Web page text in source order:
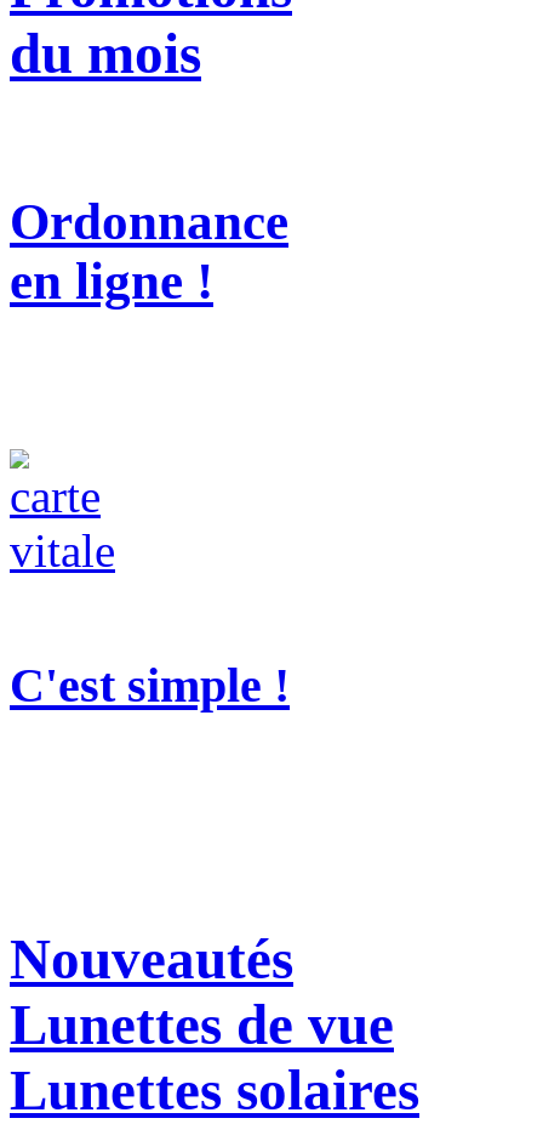
du mois
Ordonnance
en ligne !
C'est simple !
Nouveautés
Lunettes de vue
Lunettes solaires